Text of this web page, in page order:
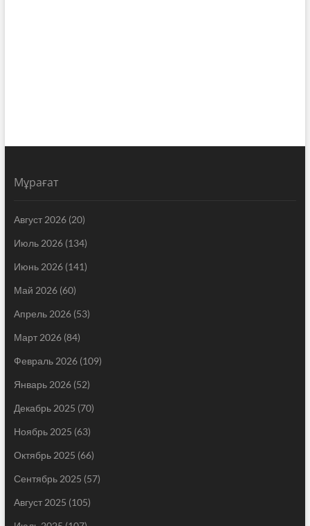
Мұрағат
Август 2026(20)
Июль 2026(134)
Июнь 2026(141)
Май 2026(60)
Апрель 2026(53)
Март 2026(84)
Февраль 2026(109)
Январь 2026(52)
Декабрь 2025 (70)
Ноябрь 2025 (63)
Октябрь 2025 (66)
Сентябрь 2025 (57)
Август 2025 (105)